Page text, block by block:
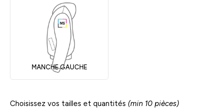
MANCHE GAUCHE
Choisissez vos tailles et quantités (min 10 pièces)